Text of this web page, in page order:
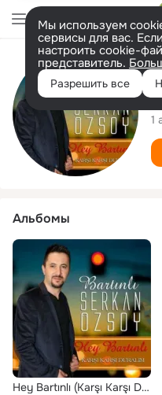
Мы используем
сервисы для вас.
настроить cookie-
представитель.
Разрешить все
1
Альбомы
Hey Bartınlı (Karşı Karşı Duralım)